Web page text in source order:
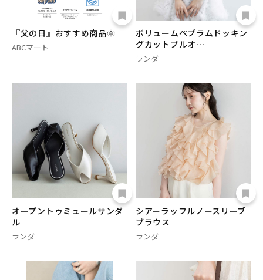
『父の日』おすすめ商品🌞
ABCマート
ボリュームペプラムドッキン
グカットプルオ…
ランダ
オープントゥミュールサンダ
ル
ランダ
シアーラッフルノースリーブ
ブラウス
ランダ